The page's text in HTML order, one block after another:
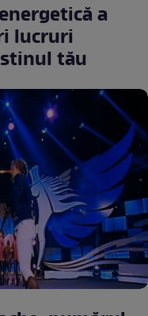
a
lucruri
tău